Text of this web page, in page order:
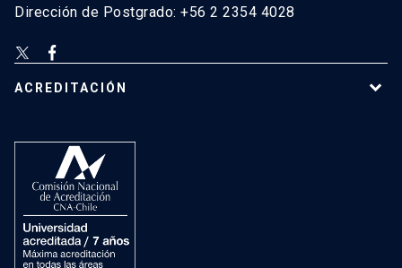
Dirección de Postgrado: +56 2 2354 4028
ACREDITACIÓN